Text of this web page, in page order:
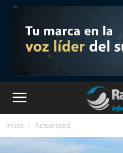
Inicio Actualidad